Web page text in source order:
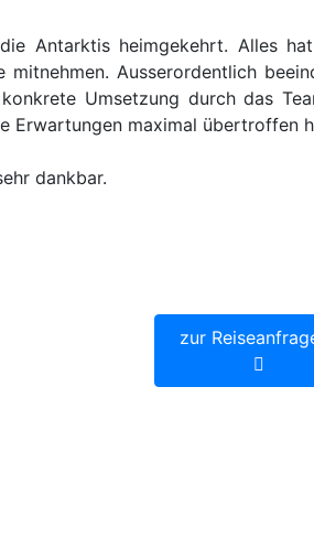
Antarktis heimgekehrt. Alles
Ausserordentlich
Umsetzung durch das
Erwartungen maximal übertroffen
dankbar.
zur